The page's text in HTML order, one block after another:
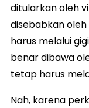
ditularkan oleh
disebabkan
harus melalui
benar dibawa
tetap harus
Nah, karena